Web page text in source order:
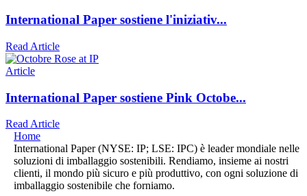
International Paper sostiene l'iniziativ...
Read Article
Article
International Paper sostiene Pink Octobe...
Read Article
Home
International Paper (NYSE: IP; LSE: IPC) è leader mondiale nelle
soluzioni di imballaggio sostenibili. Rendiamo, insieme ai nostri
clienti, il mondo più sicuro e più produttivo, con ogni soluzione di
imballaggio sostenibile che forniamo.